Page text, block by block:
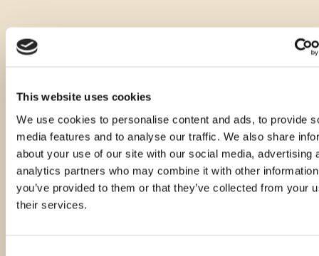
This website uses cookies
We use cookies to personalise content and ads, to provide
media features and to analyse our traffic. We also share
about your use of our site with our social media, advertising
analytics partners who may combine it with other
you’ve provided to them or that they’ve collected from your
their services.